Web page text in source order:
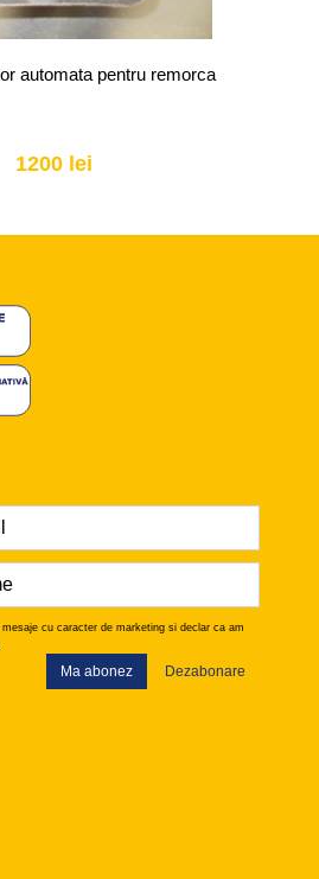
automata pentru remorca
1200 lei
cu caracter de marketing si declar ca am
Ma abonez Dezabonare